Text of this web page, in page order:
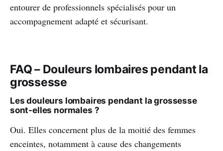
entourer de professionnels spécialisés pour un
accompagnement adapté et sécurisant.
FAQ – Douleurs lombaires pendant la
grossesse
Les douleurs lombaires pendant la grossesse
sont-elles normales ?
Oui. Elles concernent plus de la moitié des femmes
enceintes, notamment à cause des changements